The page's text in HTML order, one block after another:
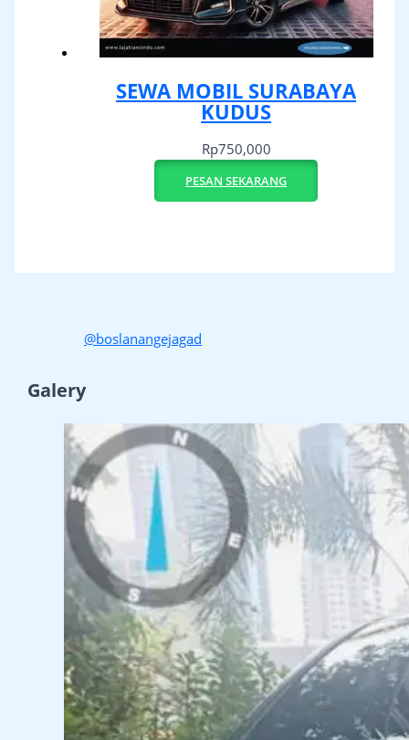
SEWA MOBIL SURABAYA
KUDUS
Rp750,000
PESAN SEKARANG
@boslanangejagad
Galery